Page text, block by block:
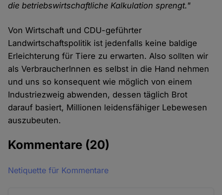
die betriebswirtschaftliche Kalkulation sprengt."
Von Wirtschaft und CDU-geführter
Landwirtschaftspolitik ist jedenfalls keine baldige
Erleichterung für Tiere zu erwarten. Also sollten wir
als VerbraucherInnen es selbst in die Hand nehmen
und uns so konsequent wie möglich von einem
Industriezweig abwenden, dessen täglich Brot
darauf basiert, Millionen leidensfähiger Lebewesen
auszubeuten.
Kommentare (20)
Netiquette für Kommentare